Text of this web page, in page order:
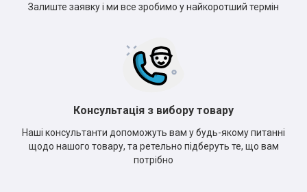
Залиште заявку і ми все зробимо у найкоротший термін
Консультація з вибору товару
Наші консультанти допоможуть вам у будь-якому питанні
щодо нашого товару, та ретельно підберуть те, що вам
потрібно